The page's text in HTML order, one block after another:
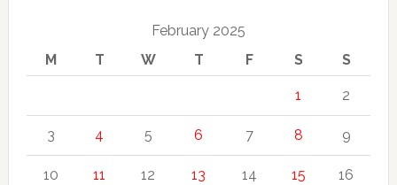
February 2025
M
T W T F S S
1 2
3 4 5 6 7 8 9
10 11 12 13 14 15 16